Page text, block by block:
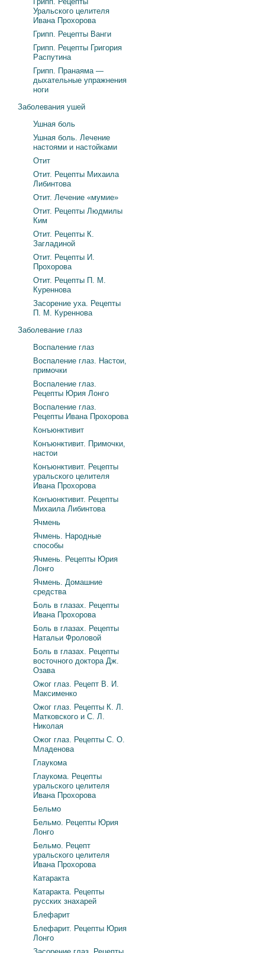
Уральского целителя
Ивана Прохорова
Грипп. Рецепты Ванги
Грипп. Рецепты Григория
Распутина
Грипп. Пранаяма —
дыхательные упражнения
ноги
Заболевания ушей
Ушная боль
Ушная боль. Лечение
настоями и настойками
Отит
Отит. Рецепты Михаила
Либинтова
Отит. Лечение «мумие»
Отит. Рецепты Людмилы
Ким
Отит. Рецепты К.
Загладиной
Отит. Рецепты И.
Прохорова
Отит. Рецепты П. М.
Куреннова
Засорение уха. Рецепты
П. М. Куреннова
Заболевание глаз
Воспаление глаз
Воспаление глаз. Настои,
примочки
Воспаление глаз.
Рецепты Юрия Лонго
Воспаление глаз.
Рецепты Ивана Прохорова
Конъюнктивит
Конъюнктивит. Примочки,
настои
Конъюнктивит. Рецепты
уральского целителя
Ивана Прохорова
Конъюнктивит. Рецепты
Михаила Либинтова
Ячмень
Ячмень. Народные
способы
Ячмень. Рецепты Юрия
Лонго
Ячмень. Домашние
средства
Боль в глазах. Рецепты
Ивана Прохорова
Боль в глазах. Рецепты
Натальи Фроловой
Боль в глазах. Рецепты
восточного доктора Дж.
Озава
Ожог глаз. Рецепт В. И.
Максименко
Ожог глаз. Рецепты К. Л.
Матковского и С. Л.
Николая
Ожог глаз. Рецепты С. О.
Младенова
Глаукома
Глаукома. Рецепты
уральского целителя
Ивана Прохорова
Бельмо
Бельмо. Рецепты Юрия
Лонго
Бельмо. Рецепт
уральского целителя
Ивана Прохорова
Катаракта
Катаракта. Рецепты
русских знахарей
Блефарит
Блефарит. Рецепты Юрия
Лонго